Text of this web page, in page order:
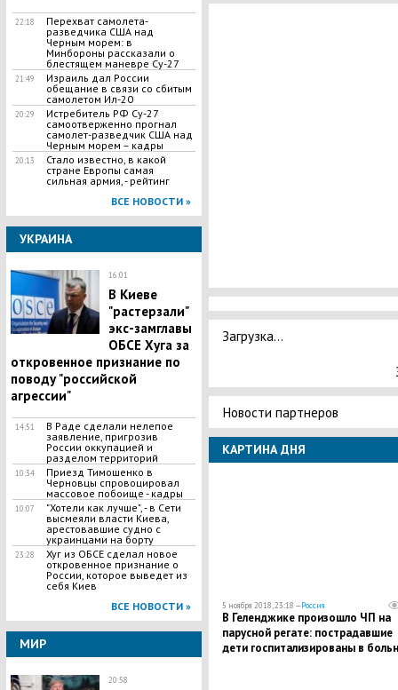
22:18
Перехват самолета-
разведчика США над
Черным морем: в
Минбороны рассказали о
блестящем маневре Су-27
21:49
Израиль дал России
обещание в связи со сбитым
самолетом Ил-20
20:29
Истребитель РФ Су-27
самоотверженно прогнал
самолет-разведчик США над
Черным морем – кадры
20:13
Стало известно, в какой
стране Европы самая
сильная армия, - рейтинг
ВСЕ НОВОСТИ »
УКРАИНА
16:01
В Киеве
"растерзали"
экс-замглавы
ОБСЕ Хуга за
откровенное признание по
поводу "российской
агрессии"
14:51
​В Раде сделали нелепое
заявление, пригрозив
России оккупацией и
разделом территорий
10:34
Приезд Тимошенко в
Черновцы спровоцировал
массовое побоище - кадры
10:07
"Хотели как лучше", - в Сети
высмеяли власти Киева,
арестовавшие судно с
украинцами на борту
23:28
Хуг из ОБСЕ сделал новое
откровенное признание о
России, которое выведет из
себя Киев
ВСЕ НОВОСТИ »
МИР
20:58
Загрузка...
Новости партнеров
КАРТИНА ДНЯ
5 ноября 2018, 23:18 —Россия
​В Геленджике произошло ЧП на
парусной регате: пострадавшие
дети госпитализированы в